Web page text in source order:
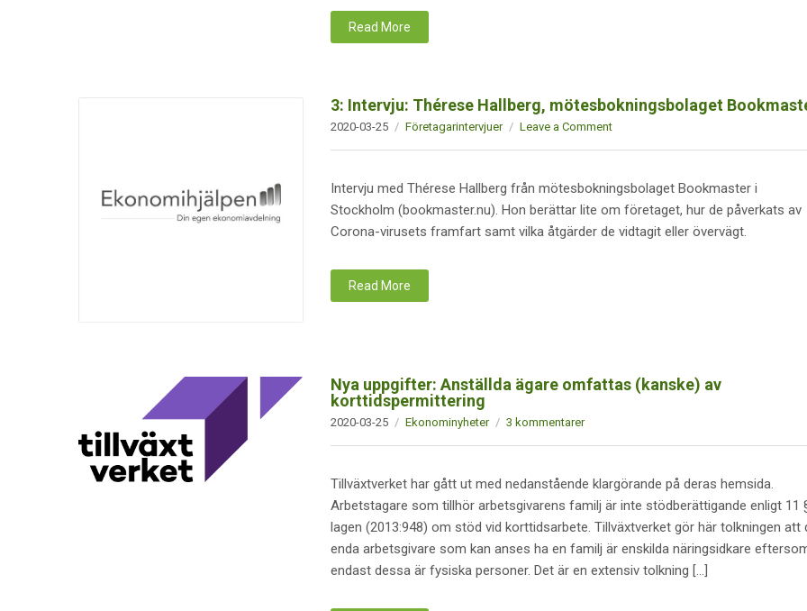
Read More
3: Intervju: Thérese Hallberg, mötesbokningsbolaget
2020-03-25 Företagarintervjuer Leave a Comment
Intervju med Thérese Hallberg från mötesbokningsbolaget Bookmaster i
Stockholm (bookmaster.nu). Hon berättar lite om företaget, hur de påverkats av
Corona-virusets framfart samt vilka åtgärder de vidtagit eller övervägt.
Read More
Nya uppgifter: Anställda ägare omfattas (kanske) av
korttidspermittering
2020-03-25 Ekonominyheter 3 kommentarer
Tillväxtverket har gått ut med nedanstående klargörande på deras hemsida.
Arbetstagare som tillhör arbetsgivarens familj är inte stödberättigande enligt 11
lagen (2013:948) om stöd vid korttidsarbete. Tillväxtverket gör här tolkningen att
enda arbetsgivare som kan anses ha en familj är enskilda näringsidkare
endast dessa är fysiska personer. Det är en extensiv tolkning […]